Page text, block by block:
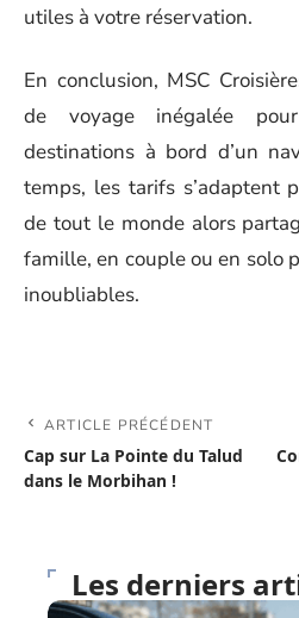
utiles à votre réservation.
En conclusion, MSC
de voyage inégalée
destinations à bord d’un
temps, les tarifs s’adaptent
de tout le monde alors
famille, en couple ou en solo
inoubliables.
ARTICLE PRÉCÉDENT
Cap sur La Pointe du Talud
dans le Morbihan !
Les derniers